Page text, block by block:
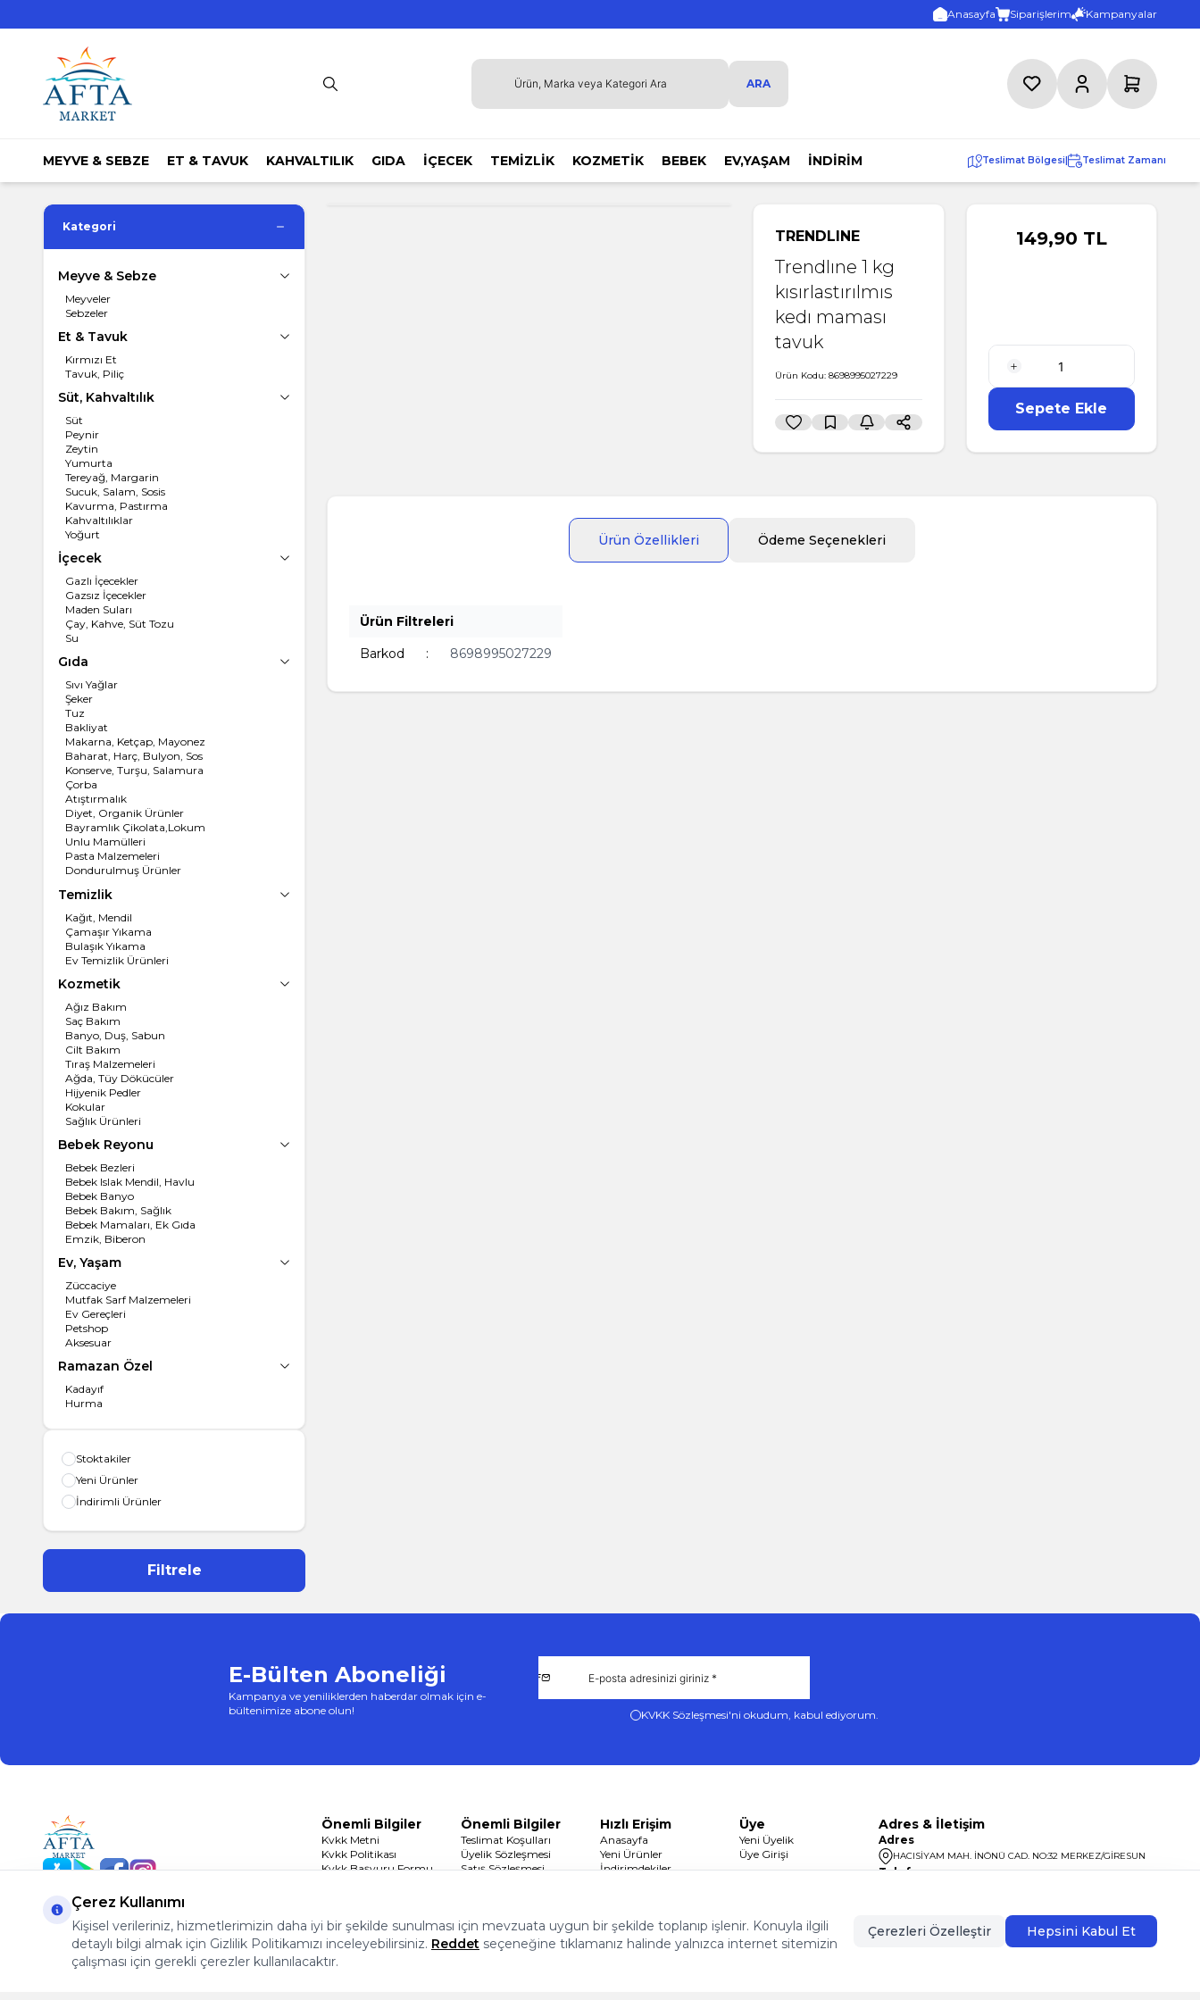
Anasayfa Siparişlerim Kampanyalar
ARA FavorilerimHesabım Sepetim
MEYVE & SEBZE ET & TAVUK KAHVALTILIK GIDA İÇECEK TEMİZLİK KOZMETİK BEBEK EV,YAŞAM İNDİRİM Teslimat Bölgesi| Teslimat Zamanı
Kategori
Meyve & Sebze
Meyveler
Sebzeler
Et & Tavuk
Kırmızı Et
Tavuk, Piliç
Süt, Kahvaltılık
Süt
Peynir
Zeytin
Yumurta
Tereyağ, Margarin
Sucuk, Salam, Sosis
Kavurma, Pastırma
Kahvaltılıklar
Yoğurt
İçecek
Gazlı İçecekler
Gazsız İçecekler
Maden Suları
Çay, Kahve, Süt Tozu
Su
Gıda
Sıvı Yağlar
Şeker
Tuz
Bakliyat
Makarna, Ketçap, Mayonez
Baharat, Harç, Bulyon, Sos
Konserve, Turşu, Salamura
Çorba
Atıştırmalık
Diyet, Organik Ürünler
Bayramlık Çikolata,Lokum
Unlu Mamülleri
Pasta Malzemeleri
Dondurulmuş Ürünler
Dondurma
Temizlik
Kağıt, Mendil
Çamaşır Yıkama
Bulaşık Yıkama
Ev Temizlik Ürünleri
Kozmetik
Ağız Bakım
Saç Bakım
Banyo, Duş, Sabun
Cilt Bakım
Tıraş Malzemeleri
Ağda, Tüy Dökücüler
Hijyenik Pedler
Kokular
Sağlık Ürünleri
Bebek Reyonu
Bebek Bezleri
Bebek Islak Mendil, Havlu
Bebek Banyo
Bebek Bakım, Sağlık
Bebek Mamaları, Ek Gıda
Emzik, Biberon
Ev, Yaşam
Züccaciye
Mutfak Sarf Malzemeleri
Ev Gereçleri
Petshop
Aksesuar
Ramazan Özel
Kadayıf
Hurma
Stoktakiler
Yeni Ürünler
İndirimli Ürünler
Filtrele
TRENDLINE
Trendlıne 1 kg
kısırlastırılmıs
kedı maması
tavuk
Ürün Kodu: 8698995027229
149,90 TL
1 Adet
Sepete Ekle
Ürün Özellikleri Ödeme Seçenekleri
Ürün Filtreleri
Barkod
: 8698995027229
E-Bülten Aboneliği
Kampanya ve yeniliklerden haberdar olmak için e-
bültenimize abone olun!
KVKK Sözleşmesi'ni okudum, kabul ediyorum.
Önemli Bilgiler
Kvkk Metni
Kvkk Politikası
Kvkk Başvuru Formu
Önemli Bilgiler
Teslimat Koşulları
Üyelik Sözleşmesi
Satış Sözleşmesi
Hızlı Erişim
Anasayfa
Yeni Ürünler
İndirimdekiler
Üye
Yeni Üyelik
Üye Girişi
Adres & İletişim
Adres
HACISİYAM MAH. İNÖNÜ CAD. NO:32 MERKEZ/GİRESUN
Telefon
Çerez Kullanımı
Kişisel verileriniz, hizmetlerimizin daha iyi bir şekilde sunulması için mevzuata uygun bir şekilde toplanıp işlenir. Konuyla ilgili
detaylı bilgi almak için Gizlilik Politikamızı inceleyebilirsiniz. Reddet seçeneğine tıklamanız halinde yalnızca internet sitemizin
çalışması için gerekli çerezler kullanılacaktır.
Çerezleri Özelleştir Hepsini Kabul Et